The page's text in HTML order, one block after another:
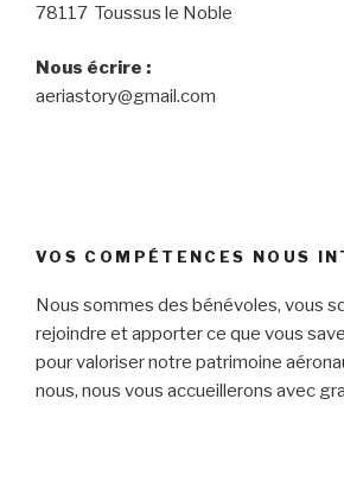
78117 Toussus le Noble
Nous écrire :
aeriastory@gmail.com
VOS COMPÉTENCES NOUS
Nous sommes des bénévoles, vous
rejoindre et apporter ce que vous
pour valoriser notre patrimoine
nous, nous vous accueillerons avec